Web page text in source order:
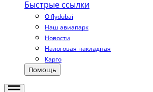
Быстрые ссылки
О flydubai
Наш авиапарк
Новости
Налоговая накладная
Карго
Помощь